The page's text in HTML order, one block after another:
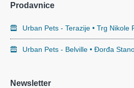
Prodavnice
Urban Pets - Terazije • Trg Nikole
Urban Pets - Belville • Đorđa
Newsletter